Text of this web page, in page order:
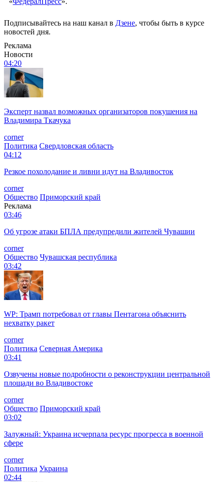
Подписывайтесь на наш канал в Дзене, чтобы быть в курсе
новостей дня.
Реклама
Новости
04:20
Эксперт назвал возможных организаторов покушения на
Владимира Ткачука
corner
Политика Свердловская область
04:12
Резкое похолодание и ливни идут на Владивосток
corner
Общество Приморский край
Реклама
03:46
Об угрозе атаки БПЛА предупредили жителей Чувашии
corner
Общество Чувашская республика
03:42
WP: Трамп потребовал от главы Пентагона объяснить
нехватку ракет
corner
Политика Северная Америка
03:41
Озвучены новые подробности о реконструкции центральной
площади во Владивостоке
corner
Общество Приморский край
03:02
Залужный: Украина исчерпала ресурс прогресса в военной
сфере
corner
Политика Украина
02:44